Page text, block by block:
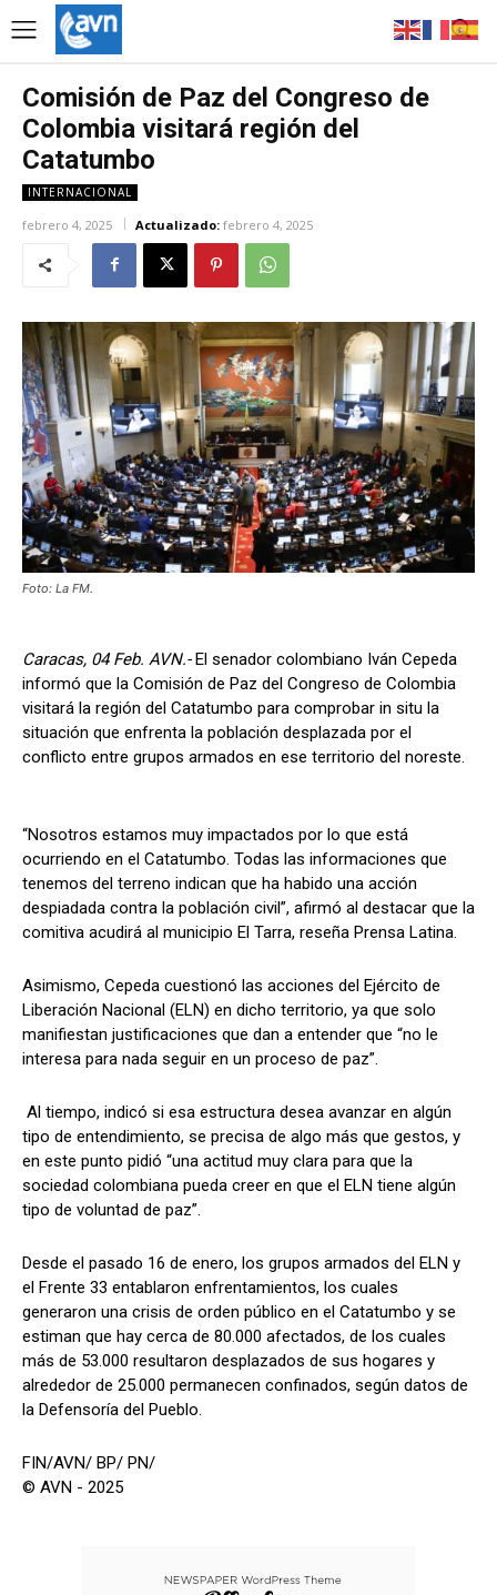
Comisión de Paz del Congreso de
Colombia visitará región del
Catatumbo
INTERNACIONAL
febrero 4, 2025 Actualizado: febrero 4, 2025
Foto: La FM.
Caracas, 04 Feb. AVN.-El senador colombiano Iván Cepeda
informó que la Comisión de Paz del Congreso de Colombia
visitará la región del Catatumbo para comprobar in situ la
situación que enfrenta la población desplazada por el
conflicto entre grupos armados en ese territorio del noreste.
“Nosotros estamos muy impactados por lo que está
ocurriendo en el Catatumbo. Todas las informaciones que
tenemos del terreno indican que ha habido una acción
despiadada contra la población civil”, afirmó al destacar que la
comitiva acudirá al municipio El Tarra, reseña Prensa Latina.
Asimismo, Cepeda cuestionó las acciones del Ejército de
Liberación Nacional (ELN) en dicho territorio, ya que solo
manifiestan justificaciones que dan a entender que “no le
interesa para nada seguir en un proceso de paz”.
Al tiempo, indicó si esa estructura desea avanzar en algún
tipo de entendimiento, se precisa de algo más que gestos, y
en este punto pidió “una actitud muy clara para que la
sociedad colombiana pueda creer en que el ELN tiene algún
tipo de voluntad de paz”.
Desde el pasado 16 de enero, los grupos armados del ELN y
el Frente 33 entablaron enfrentamientos, los cuales
generaron una crisis de orden público en el Catatumbo y se
estiman que hay cerca de 80.000 afectados, de los cuales
más de 53.000 resultaron desplazados de sus hogares y
alrededor de 25.000 permanecen confinados, según datos de
la Defensoría del Pueblo.
FIN/AVN/ BP/ PN/
© AVN - 2025